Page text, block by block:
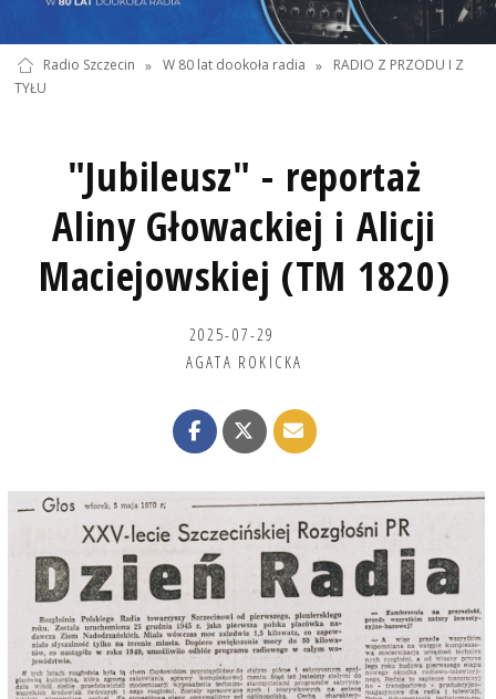
Radio Szczecin » W 80 lat dookoła radia »
RADIO Z PRZODU I Z
TYŁU
"Jubileusz" - reportaż
Aliny Głowackiej i Alicji
Maciejowskiej (TM 1820)
2025-07-29
AGATA ROKICKA